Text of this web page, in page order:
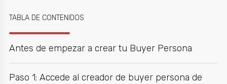
TABLA DE CONTENIDOS
Antes de empezar a crear tu Buyer Persona
Paso 1: Accede al creador de buyer persona de